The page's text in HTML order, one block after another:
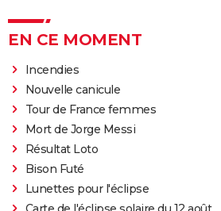
EN CE MOMENT
Incendies
Nouvelle canicule
Tour de France femmes
Mort de Jorge Messi
Résultat Loto
Bison Futé
Lunettes pour l'éclipse